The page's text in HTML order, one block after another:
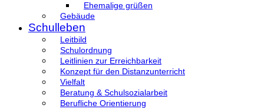
Ehemalige grüßen
Gebäude
Schulleben
Leitbild
Schulordnung
Leitlinien zur Erreichbarkeit
Konzept für den Distanzunterricht
Vielfalt
Beratung & Schulsozialarbeit
Berufliche Orientierung